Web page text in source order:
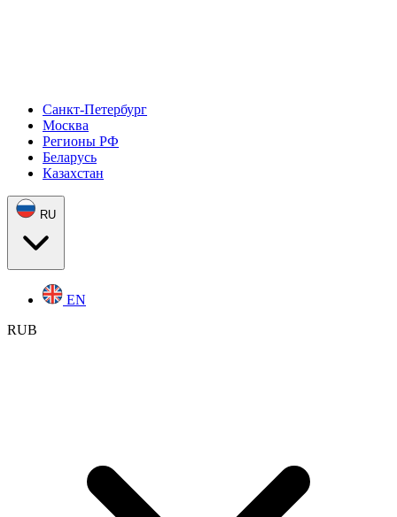
Санкт-Петербург
Москва
Регионы РФ
Беларусь
Казахстан
RU
EN
RUB